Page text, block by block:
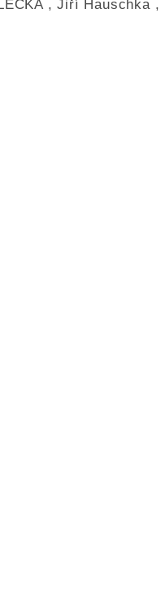
,Jiří Hauschka,